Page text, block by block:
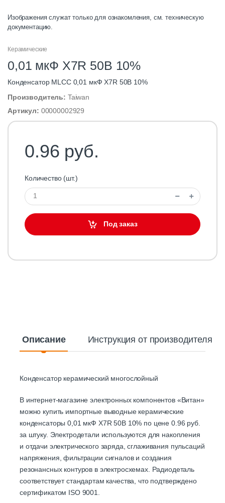
Изображения служат только для ознакомления, см. техническую
документацию.
Керамические
0,01 мкФ X7R 50В 10%
Конденсатор MLCC 0,01 мкФ X7R 50В 10%
Производитель: Taiwan
Артикул: 00000002929
0.96 руб.
Количество (шт.)
Под заказ
Описание Инструкция от производителя
Конденсатор керамический многослойный
В интернет-магазине электронных компонентов «Витан»
можно купить импортные выводные керамические
конденсаторы 0,01 мкФ X7R 50В 10% по цене 0.96 руб.
за штуку. Электродетали используются для накопления
и отдачи электрического заряда, сглаживания пульсаций
напряжения, фильтрации сигналов и создания
резонансных контуров в электросхемах. Радиодеталь
соответствует стандартам качества, что подтверждено
сертификатом ISO 9001.